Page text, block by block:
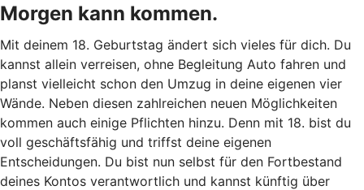
Morgen kann kommen.
Mit deinem 18. Geburtstag ändert sich vieles für dich. Du
kannst allein verreisen, ohne Begleitung Auto fahren und
planst vielleicht schon den Umzug in deine eigenen vier
Wände. Neben diesen zahlreichen neuen Möglichkeiten
kommen auch einige Pflichten hinzu. Denn mit 18. bist du
voll geschäftsfähig und triffst deine eigenen
Entscheidungen. Du bist nun selbst für den Fortbestand
deines Kontos verantwortlich und kannst künftig über